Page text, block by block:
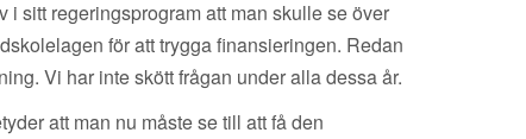
sitt regeringsprogram att man skulle se över
för att trygga finansieringen. Redan
Vi har inte skött frågan under alla dessa år.
att man nu måste se till att få den